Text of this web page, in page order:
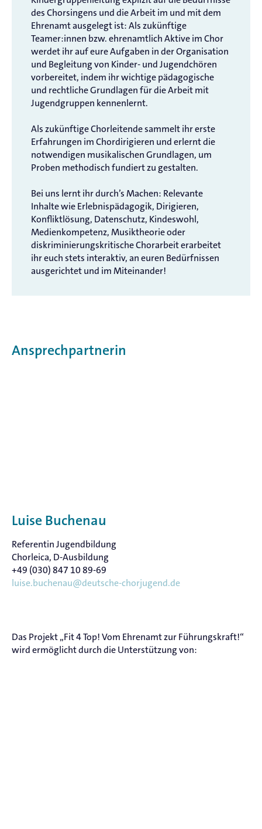
des Chorsingens und die Arbeit im und mit dem
Ehrenamt ausgelegt ist: Als zukünftige
Teamer:innen bzw. ehrenamtlich Aktive im Chor
werdet ihr auf eure Aufgaben in der Organisation
und Begleitung von Kinder- und Jugendchören
vorbereitet, indem ihr wichtige pädagogische
und rechtliche Grundlagen für die Arbeit mit
Jugendgruppen kennenlernt.
Als zukünftige Chorleitende sammelt ihr erste
Erfahrungen im Chordirigieren und erlernt die
notwendigen musikalischen Grundlagen, um
Proben methodisch fundiert zu gestalten.
Bei uns lernt ihr durch’s Machen: Relevante
Inhalte wie Erlebnispädagogik, Dirigieren,
Konfliktlösung, Datenschutz, Kindeswohl,
Medienkompetenz, Musiktheorie oder
diskriminierungskritische Chorarbeit erarbeitet
ihr euch stets interaktiv, an euren Bedürfnissen
ausgerichtet und im Miteinander!
Ansprechpartnerin
Luise Buchenau
Referentin Jugendbildung
Chorleica, D-Ausbildung
+49 (030) 847 10 89-69
luise.buchenau@deutsche-chorjugend.de
Das Projekt „Fit 4 Top! Vom Ehrenamt zur Führungskraft!“
wird ermöglicht durch die Unterstützung von: